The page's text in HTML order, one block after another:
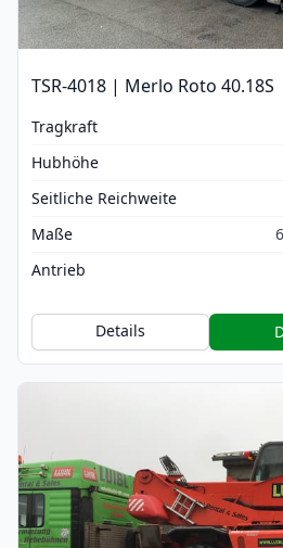
TSR-4018 | Merlo Roto 40.18S
Tragkraft
Hubhöhe
Seitliche Reichweite
Maße
Antrieb
Details